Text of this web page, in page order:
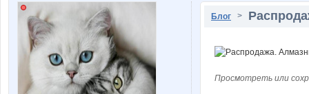
Блог >
Просмотреть или